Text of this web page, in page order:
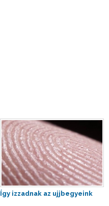
Így izzadnak az ujjbegyeink